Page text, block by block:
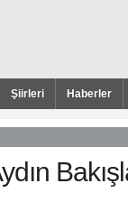
Şiirleri Haberler